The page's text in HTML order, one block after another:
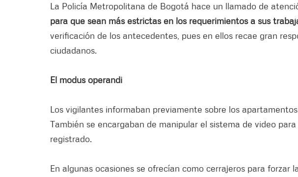
La Policía Metropolitana de Bogotá hace un llamado de
para que sean más estrictas en los requerimientos a sus
verificación de los antecedentes, pues en ellos recae gran
ciudadanos.
El modus operandi
Los vigilantes informaban previamente sobre los
También se encargaban de manipular el sistema de video
registrado.
En algunas ocasiones se ofrecían como cerrajeros para forzar